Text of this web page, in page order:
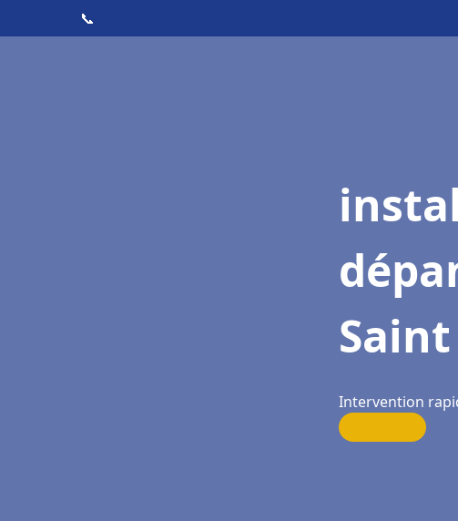
📞
Intervention